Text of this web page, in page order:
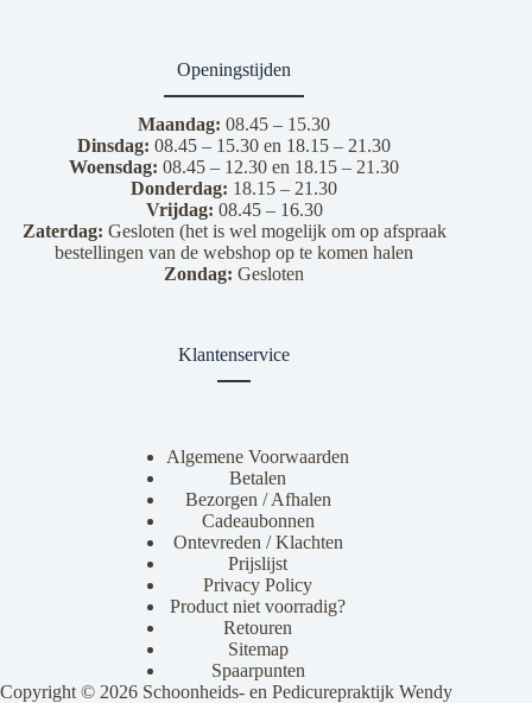
Openingstijden
Maandag:08.45 – 15.30
Dinsdag: 08.45 – 15.30 en 18.15 – 21.30
Woensdag: 08.45 – 12.30 en 18.15 – 21.30
Donderdag: 18.15 – 21.30
Vrijdag: 08.45 – 16.30
Zaterdag: Gesloten (het is wel mogelijk om op afspraak
bestellingen van de webshop op te komen halen
Zondag: Gesloten
Klantenservice
Algemene Voorwaarden
Betalen
Bezorgen / Afhalen
Cadeaubonnen
Ontevreden / Klachten
Prijslijst
Privacy Policy
Product niet voorradig?
Retouren
Sitemap
Spaarpunten
Copyright © 2026 Schoonheids- en Pedicurepraktijk Wendy